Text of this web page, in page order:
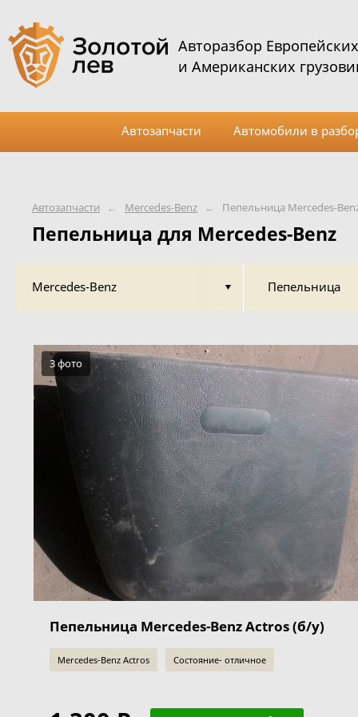
Автозапчасти ← Mercedes-Benz ← Пепельница Mercedes-
Пепельница для Mercedes-Benz
Mercedes-Benz Пепельница
3 фото
Пепельница Mercedes-Benz Actros (б/у)
Mercedes-Benz Actros Состояние- отличное
Авторазбор Европейских
и Американских
Автозапчасти Автомобили в